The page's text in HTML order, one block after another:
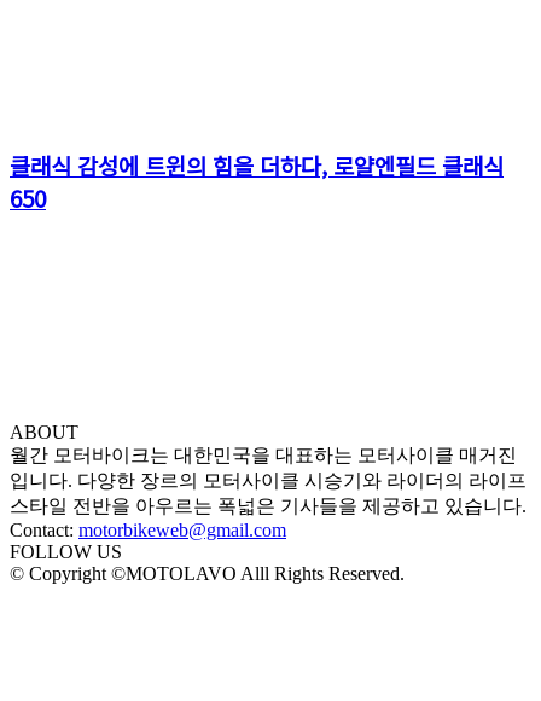
클래식 감성에 트윈의 힘을 더하다, 로얄엔필드 클래식
650
ABOUT
월간 모터바이크는 대한민국을 대표하는 모터사이클 매거진
입니다. 다양한 장르의 모터사이클 시승기와 라이더의 라이프
스타일 전반을 아우르는 폭넓은 기사들을 제공하고 있습니다.
Contact: motorbikeweb@gmail.com
FOLLOW US
© Copyright ©MOTOLAVO Alll Rights Reserved.